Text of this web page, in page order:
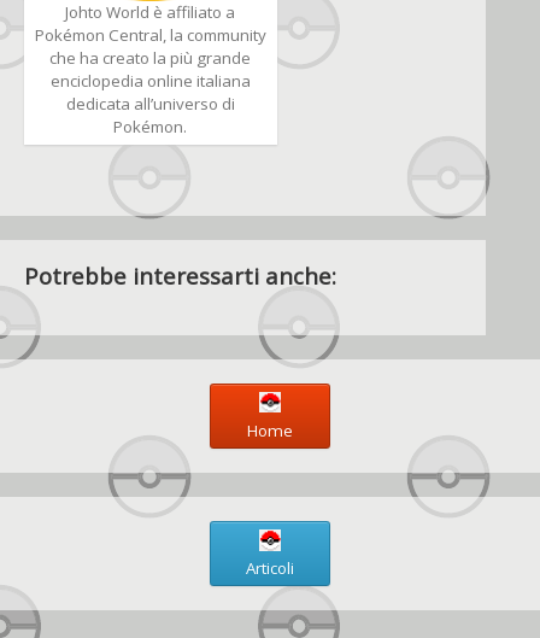
Johto World è affiliato a
Pokémon Central, la community
che ha creato la più grande
enciclopedia online italiana
dedicata all’universo di
Pokémon.
Potrebbe interessarti anche:
Home
Articoli